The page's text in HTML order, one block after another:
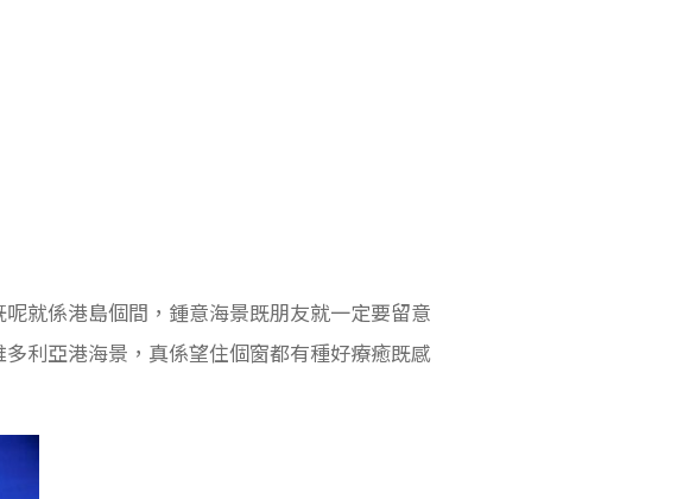
就係港島個間，鍾意海景既朋友就一定要留意
利亞港海景，真係望住個窗都有種好療癒既感